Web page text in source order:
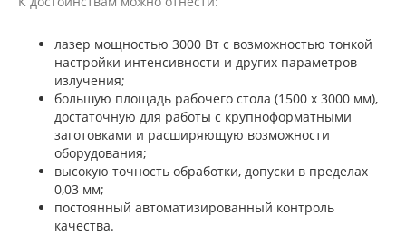
лазер мощностью 3000 Вт с возможностью тонкой
настройки интенсивности и других параметров
излучения;
большую площадь рабочего стола (1500 х 3000 мм),
достаточную для работы с крупноформатными
заготовками и расширяющую возможности
оборудования;
высокую точность обработки, допуски в пределах
0,03 мм;
постоянный автоматизированный контроль
качества.